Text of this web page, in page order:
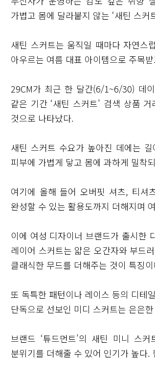
가볍고 몸에 달라붙지 않는 ‘새틴 스커
새틴 스커트는 움직일 때마다 자연스
아우르는 여름 대표 아이템으로 주목
29CM가 최근 한 달간(6/1~6/30) 데
같은 기간 ‘새틴 스커트’ 검색 상품
것으로 나타났다.
새틴 스커트 수요가 높아진 데에는
피부에 가볍게 닿고 몸에 과하게 밀착
여기에 올해 들어 오버핏 셔츠, 티셔
완성할 수 있는 활용도까지 더해지며
이에 여성 디자이너 브랜드가 출시한
레이어 스커트는 얇은 오간자와 부드
클래식한 무드를 더해주는 것이 특징
또 독특한 패턴이나 레이스 등의 디테
단독으로 선보인 미디 스커트는 은은
브랜드 ‘튜드먼트’의 새틴 미니 스
분위기를 더해줄 수 있어 인기가 높다